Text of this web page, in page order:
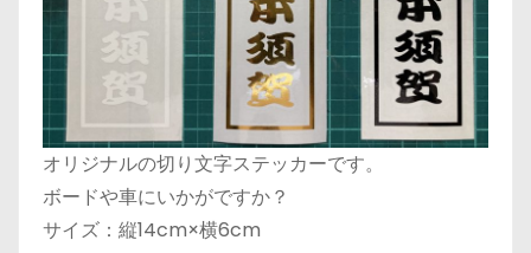
オリジナルの切り文字ステッカーです。
ボードや車にいかがですか？
サイズ：縦14cm×横6cm